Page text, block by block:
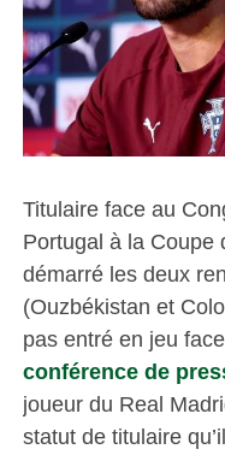
Titulaire face au
Portugal à la Coupe
démarré les deux
(Ouzbékistan et
pas entré en jeu
conférence de
joueur du Real
statut de titulaire